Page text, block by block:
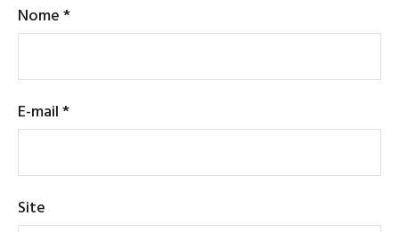
Nome*
E-mail*
Site